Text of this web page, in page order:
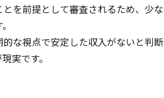
を前提として審査されるため、少な
な視点で安定した収入がないと判断
実です。